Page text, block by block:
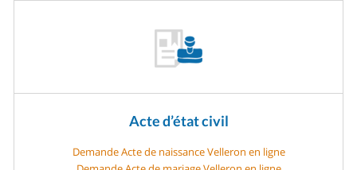
Acte d’état civil
Demande Acte de naissance Velleron en ligne